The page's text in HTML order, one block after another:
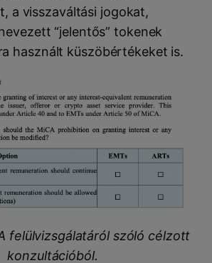
a visszaváltási jogokat,
“jelentős” tokenek
használt küszöbértékeket is.
felülvizsgálatáról szóló célzott
konzultációból.